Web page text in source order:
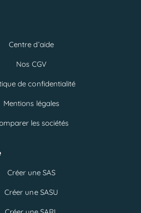
Centre d’aide
Nos CGV
de confidentialité
Mentions légales
les sociétés
Créer une SAS
Créer une SASU